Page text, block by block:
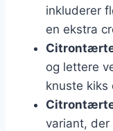
inkluderer
en ekstra
og lettere
knuste kiks
variant,